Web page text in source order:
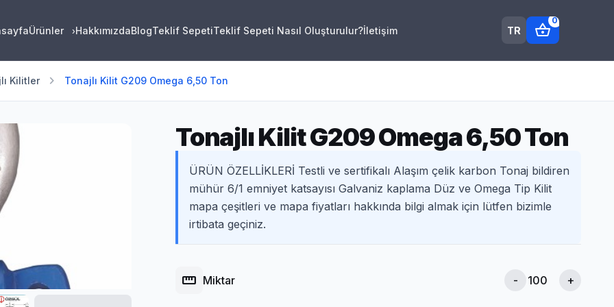
Ürünler ›HakkımızdaBlogTeklif SepetiTeklif Sepeti Nasıl Oluşturulur?İletişim TR shopping_basket
0
Kilitler chevron_right Tonajlı Kilit G209 Omega 6,50 Ton
Tonajlı Kilit G209 Omega 6,50 Ton
ÜRÜN ÖZELLİKLERİ Testli ve sertifikalı Alaşım çelik karbon Tonaj bildiren
mühür 6/1 emniyet katsayısı Galvaniz kaplama Düz ve Omega Tip Kilit
mapa çeşitleri ve mapa fiyatları hakkında bilgi almak için lütfen bizimle
irtibata geçiniz.
straighten Miktar - +